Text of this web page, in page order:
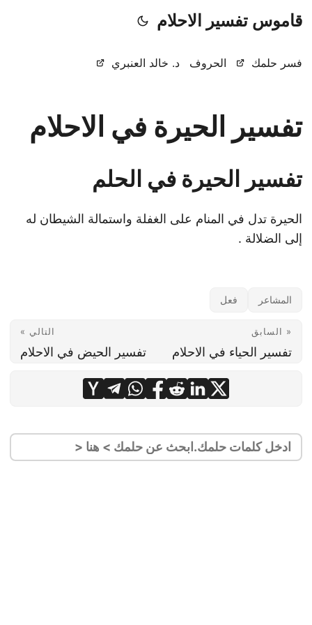
قاموس تفسير الاحلام
فسر حلمك الحروف د. خالد العنبري
تفسير الحيرة في الاحلام
تفسير الحيرة في الحلم
الحيرة تدل في المنام على الغفلة واستمالة الشيطان له
إلى الضلالة .
المشاعر فعل
« السابق
تفسير الحياء في الاحلام
التالي »
تفسير الحيض في الاحلام